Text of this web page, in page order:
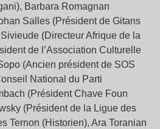
Barbara Romagnan
Salles (Président de Gitans
(Directeur Afrique de la
de l’Association Culturelle
(Ancien président de SOS
National du Parti
(Président Chave Foun
(Président de la Ligue des
Ternon (Historien), Ara Toranian